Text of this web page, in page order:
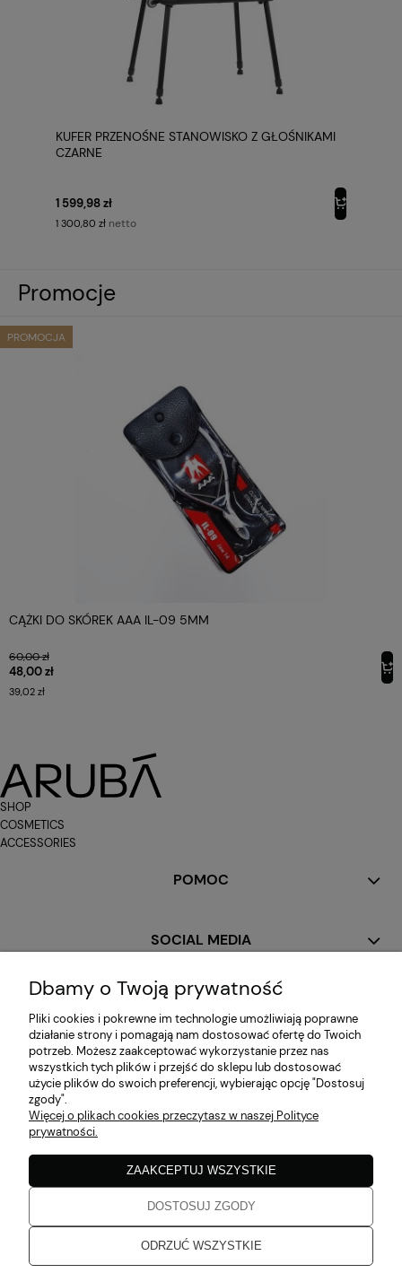
KUFER PRZENOŚNE STANOWISKO Z GŁOŚNIKAMI
CZARNE
1 599,98 zł
1 300,80 zł netto
Promocje
PROMOCJA
CĄŻKI DO SKÓREK AAA IL-09 5MM
60,00 zł
48,00 zł
39,02 zł
SHOP
COSMETICS
ACCESSORIES
POMOC
SOCIAL MEDIA
MOJE KONTO
PŁATNOŚCI I DOSTAWA
INFORMACJE
O NAS
Dbamy o Twoją prywatność
Pliki cookies i pokrewne im technologie umożliwiają poprawne
działanie strony i pomagają nam dostosować ofertę do Twoich
potrzeb. Możesz zaakceptować wykorzystanie przez nas
wszystkich tych plików i przejść do sklepu lub dostosować
użycie plików do swoich preferencji, wybierając opcję "Dostosuj
zgody".
Więcej o plikach cookies przeczytasz w naszej Polityce
prywatności.
ODRZUĆ WSZYSTKIE
DOSTOSUJ ZGODY
ZAAKCEPTUJ WSZYSTKIE